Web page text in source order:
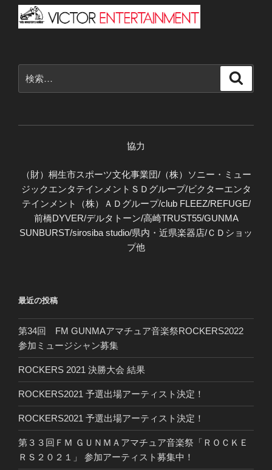
索:
協力
（財）桐生市スポーツ文化事業団/（株）ソニー・ミュー
ジックエンタテインメントＳＤグループ/ビクターエンタ
テインメント（株）ＡＤグループ/club FLEEZ/REFUGE/
前橋DYVER/デルタトーン/高崎TRUST55/GUNMA
SUNBURST/sirosiba studio/県内・近県楽器店/ＣＤショッ
プ他
最近の投稿
第34回 FM GUNMAアマチュア音楽祭ROCKERS2022
参加ミュージシャン募集
ROCKERS 2021 決勝大会 結果
ROCKERS2021 予選出場アーティスト決定！
ROCKERS2021 予選出場アーティスト決定！
第３３回ＦＭ ＧＵＮＭＡアマチュア音楽祭「ＲＯＣＫＥ
ＲＳ２０２１」 参加アーティスト募集中！